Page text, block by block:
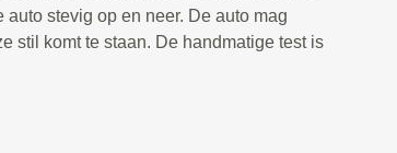
stevig op en neer. De auto mag
stil komt te staan. De handmatige test is